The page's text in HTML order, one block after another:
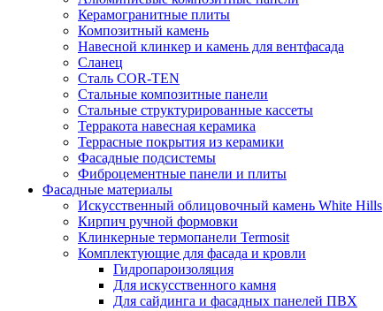
Керамогранитные плиты
Композитный камень
Навесной клинкер и камень для вентфасада
Сланец
Сталь COR-TEN
Стальные композитные панели
Стальные структурированные кассеты
Терракота навесная керамика
Террасные покрытия из керамики
Фасадные подсистемы
Фиброцементные панели и плиты
Фасадные материалы
Искусственный облицовочный камень White Hills
Кирпич ручной формовки
Клинкерные термопанели Termosit
Комплектующие для фасада и кровли
Гидропароизоляция
Для искусственного камня
Для сайдинга и фасадных панелей ПВХ